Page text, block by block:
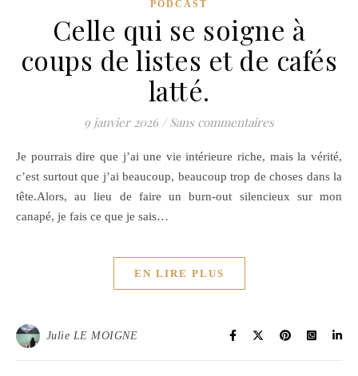
PODCAST
Celle qui se soigne à
coups de listes et de cafés
latté.
9 janvier 2026 / Sans commentaires
Je pourrais dire que j’ai une vie intérieure riche, mais la vérité,
c’est surtout que j’ai beaucoup, beaucoup trop de choses dans la
tête.Alors, au lieu de faire un burn-out silencieux sur mon
canapé, je fais ce que je sais…
EN LIRE PLUS
Julie LE MOIGNE